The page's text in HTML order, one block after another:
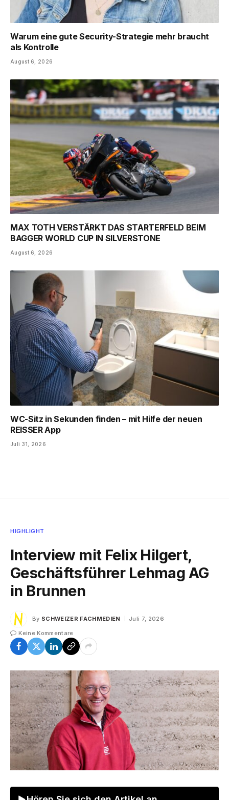
Warum eine gute Security-Strategie mehr braucht
als Kontrolle
August 6, 2026
MAX TOTH VERSTÄRKT DAS STARTERFELD BEIM
BAGGER WORLD CUP IN SILVERSTONE
August 6, 2026
WC-Sitz in Sekunden finden – mit Hilfe der neuen
REISSER App
Juli 31, 2026
HIGHLIGHT
Interview mit Felix Hilgert,
Geschäftsführer Lehmag AG
in Brunnen
By SCHWEIZER FACHMEDIEN
Juli 7, 2026
Keine Kommentare